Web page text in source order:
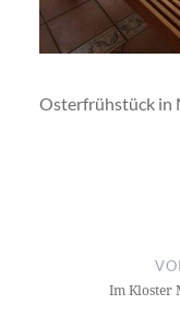
Osterfrühstück in
Im Kloster